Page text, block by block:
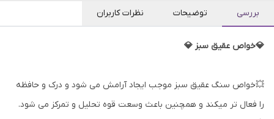
بررسی توضیحات نظرات کاربران
💎خواص عقیق سبز 💎
💥خواص سنگ عقیق سبز موجب ایجاد آرامش می شود و درک و حافظه
را فعال تر میکند و همچنین باعث وسعت قوه تحلیل و تمرکز می شود.